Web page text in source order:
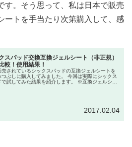
す。そう思って、私は日本で販売
ートを手当たり次第購入して、感
スパッド交換互換ジェルシート（非正規）
較！使用結果！
売されているシックスパッドの互換ジェルシートを
つぶしに購入してみました。 今回は実際にシックス
で試してみた結果を紹介します。 ※互換ジェルシー
2017.02.04